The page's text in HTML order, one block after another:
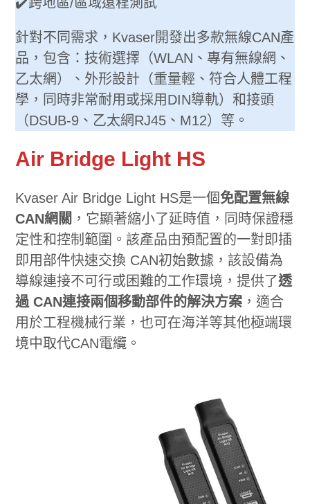
針對不同需求，Kvaser開發出多款無線CAN產
品，包含：技術選擇（WLAN、專有無線網、
乙太網）、外形設計（重量輕、符合人體工程
學，同時非常耐用或採用DIN導軌）和接頭
（DSUB-9、乙太網RJ45、M12）等。
Air Bridge Light HS
Kvaser Air Bridge Light HS是一個免配置無線
CAN網關 ，它顯著縮小了延時值，同時保證穩
定性和控制範圍。該產品由預配置的一對即插
即用部件快速交換 CAN初始數據，該設備為
導線連接不可行或困難的工作環境，提供了透
過 CAN連接兩個移動部件的解決方案 ，適合
用於工程機械行業，也可在海洋等其他極端環
境中取代CAN電纜。